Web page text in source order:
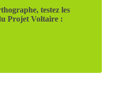
testez les
Projet Voltaire :